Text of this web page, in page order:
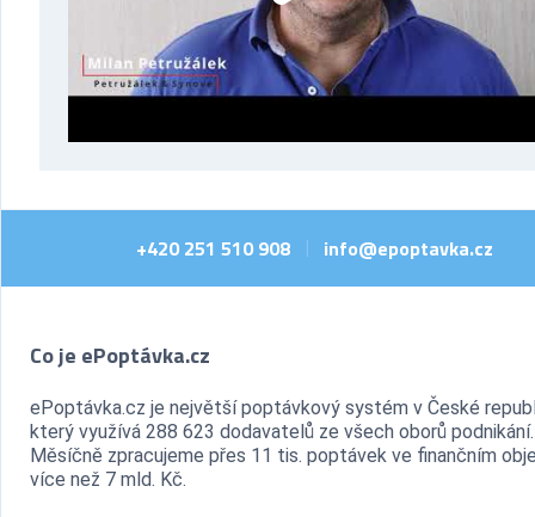
+420 251 510 908 info@epoptavka.cz
Co je ePoptávka.cz
ePoptávka.cz je největší poptávkový systém v České
který využívá 288 623 dodavatelů ze všech oborů podnikání.
Měsíčně zpracujeme přes 11 tis. poptávek ve finančním
více než 7 mld. Kč.